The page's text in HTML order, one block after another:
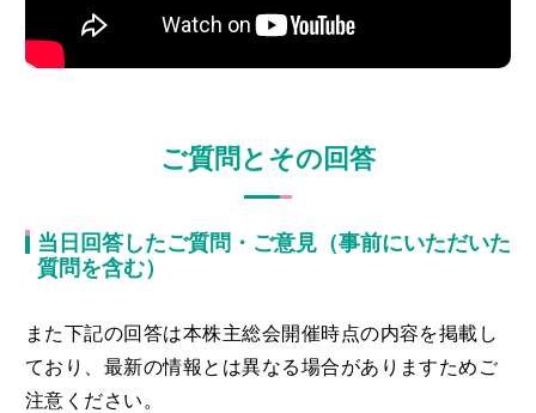
ご質問とその回答
当日回答したご質問・ご意見（事前にいただいた
質問を含む）
また下記の回答は本株主総会開催時点の内容を掲載し
ており、最新の情報とは異なる場合がありますためご
注意ください。